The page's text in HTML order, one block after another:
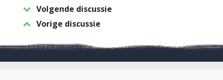
Volgende discussie
Vorige discussie